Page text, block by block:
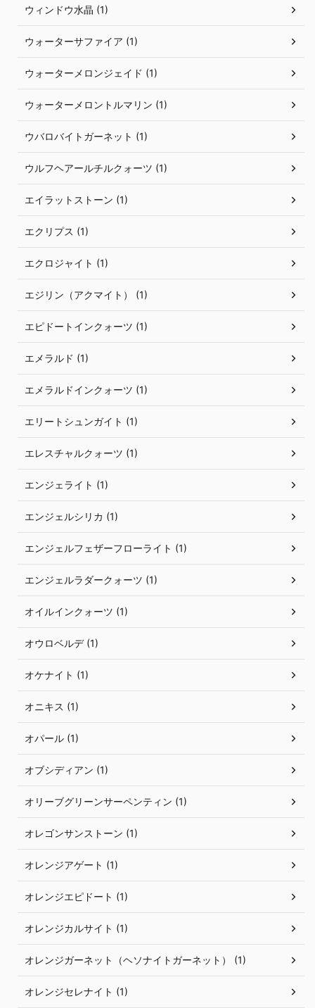
ウィンドウ水晶 (1)
ウォーターサファイア (1)
ウォーターメロンジェイド (1)
ウォーターメロントルマリン (1)
ウバロバイトガーネット (1)
ウルフヘアールチルクォーツ (1)
エイラットストーン (1)
エクリプス (1)
エクロジャイト (1)
エジリン（アクマイト） (1)
エピドートインクォーツ (1)
エメラルド (1)
エメラルドインクォーツ (1)
エリートシュンガイト (1)
エレスチャルクォーツ (1)
エンジェライト (1)
エンジェルシリカ (1)
エンジェルフェザーフローライト (1)
エンジェルラダークォーツ (1)
オイルインクォーツ (1)
オウロベルデ (1)
オケナイト (1)
オニキス (1)
オパール (1)
オブシディアン (1)
オリーブグリーンサーペンティン (1)
オレゴンサンストーン (1)
オレンジアゲート (1)
オレンジエピドート (1)
オレンジカルサイト (1)
オレンジガーネット（ヘソナイトガーネット） (1)
オレンジセレナイト (1)